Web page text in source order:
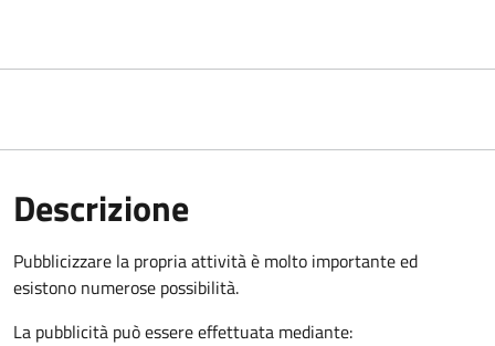
Descrizione
Pubblicizzare la propria attività è molto importante ed
esistono numerose possibilità.
La pubblicità può essere effettuata mediante: